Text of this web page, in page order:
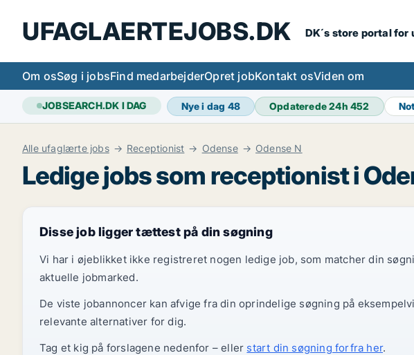
UFAGLAERTEJOBS.DK DK´s store portal
Om osSøg i jobsFind medarbejderOpret jobKontakt osViden om
JOBSEARCH.DK I DAG Nye i dag 48 Opdaterede 24h452
Alle ufaglærte jobs Receptionist Odense Odense N
Ledige jobs som receptionist i
Disse job ligger tættest på din søgning
Vi har i øjeblikket ikke registreret nogen ledige job, som matcher din
aktuelle jobmarked.
De viste jobannoncer kan afvige fra din oprindelige søgning på
relevante alternativer for dig.
Tag et kig på forslagene nedenfor – eller start din søgning forfra her.